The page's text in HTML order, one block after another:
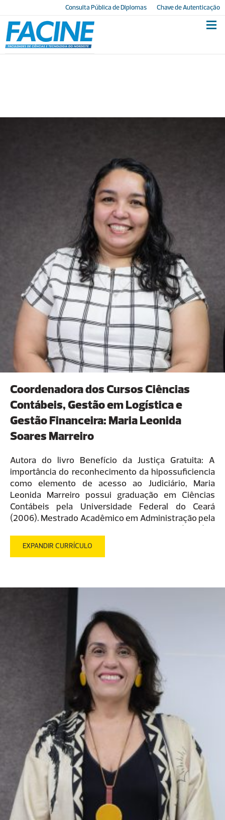
Consulta Pública de Diplomas Chave de Autenticação
Coordenadora dos Cursos Ciências
Contábeis, Gestão em Logística e
Gestão Financeira: Maria Leonida
Soares Marreiro
Autora do livro Benefício da Justiça Gratuita: A
importância do reconhecimento da hipossuficiencia
como elemento de acesso ao Judiciário, Maria
Leonida Marreiro possui graduação em Ciências
Contábeis pela Universidade Federal do Ceará
(2006). Mestrado Acadêmico em Administração pela
Mestrado Profissional em Administração e
gestão e controles financeiros – CÁRITAS
– CÁRITAS BRASILEIRA REGIONAL CEARÁ. Tem
experiência na área de Administração, com ênfase
em Ciências Contábeis.
EXPANDIR CURRÍCULO